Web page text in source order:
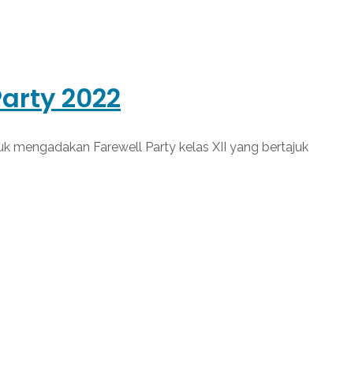
2022
mengadakan Farewell Party kelas XII yang bertajuk